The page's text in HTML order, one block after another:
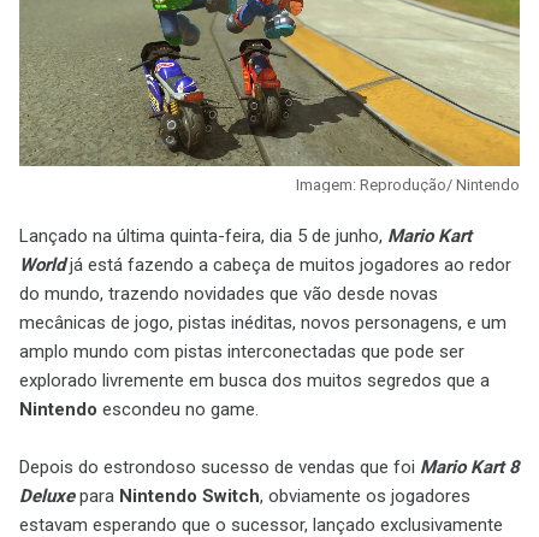
Imagem: Reprodução/ Nintendo
Lançado na última quinta-feira, dia 5 de junho, Mario Kart
Worldjá está fazendo a cabeça de muitos jogadores ao redor
do mundo, trazendo novidades que vão desde novas
mecânicas de jogo, pistas inéditas, novos personagens, e um
amplo mundo com pistas interconectadas que pode ser
explorado livremente em busca dos muitos segredos que a
Nintendo escondeu no game.
Depois do estrondoso sucesso de vendas que foi Mario Kart 8
Deluxepara Nintendo Switch, obviamente os jogadores
estavam esperando que o sucessor, lançado exclusivamente